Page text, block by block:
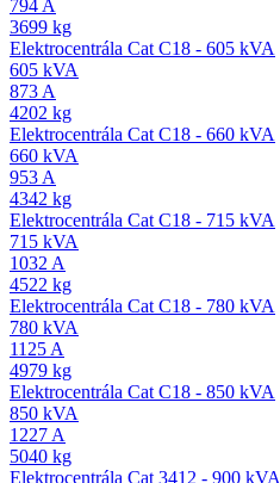
794 A
3699 kg
Elektrocentrála Cat C18 - 605 kVA
605 kVA
873 A
4202 kg
Elektrocentrála Cat C18 - 660 kVA
660 kVA
953 A
4342 kg
Elektrocentrála Cat C18 - 715 kVA
715 kVA
1032 A
4522 kg
Elektrocentrála Cat C18 - 780 kVA
780 kVA
1125 A
4979 kg
Elektrocentrála Cat C18 - 850 kVA
850 kVA
1227 A
5040 kg
Elektrocentrála Cat 3412 - 900 kVA